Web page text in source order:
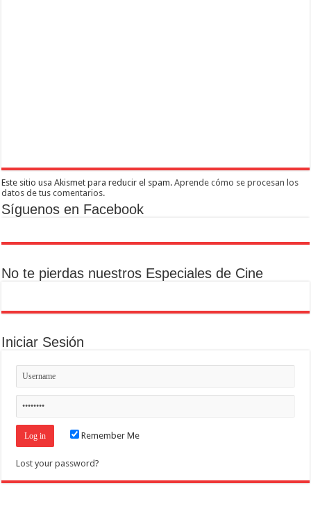
Este sitio usa Akismet para reducir el spam.Aprende cómo se procesan los
datos de tus comentarios.
Síguenos en Facebook
No te pierdas nuestros Especiales de Cine
Iniciar Sesión
Remember Me
Lost your password?